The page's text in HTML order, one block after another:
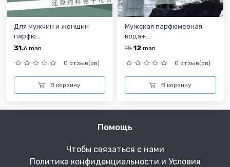
Для мужчин и женщин
парфю...
31.6 man
0 отзыв(ов)
В корзину
Мужская парфюмерная
вода+...
1512 man
0 отзыв(ов)
В корзину
Помощь
Чтобы связаться с нами
Политика конфиденциальности и Условия